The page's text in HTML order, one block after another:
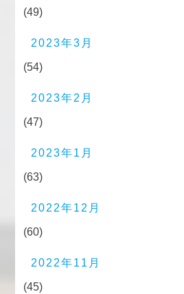
(49)
2023年3月
(54)
2023年2月
(47)
2023年1月
(63)
2022年12月
(60)
2022年11月
(45)